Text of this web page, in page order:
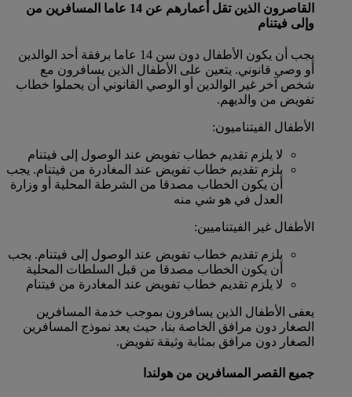
القاصرون الذين تقل أعمارهم عن 14 عاما المسافرين من
وإلى فيتنام
يجب أن يكون الأطفال دون سن 14 عاما برفقة أحد الوالدين
أو وصي قانوني. يتعين على الأطفال الذين يسافرون مع
شخص آخر غير الوالدين أو الوصي القانوني أن يحملوا خطاب
تفويض من والديهم.
الأطفال الفيتناميون:
لا يلزم تقديم خطاب تفويض عند الوصول إلى فيتنام
يلزم تقديم خطاب تفويض عند المغادرة من فيتنام. يجب
أن يكون الخطاب مصدقا من الشرطة المحلية أو وزارة
العدل في هو شي منه
الأطفال غير الفيتناميين:
يلزم تقديم خطاب تفويض عند الوصول إلى فيتنام. يجب
أن يكون الخطاب مصدقا من قبل السلطات المحلية
لا يلزم تقديم خطاب تفويض عند المغادرة من فيتنام
يعفى الأطفال الذين يسافرون بموجب خدمة المسافرين
الصغار دون مرافق الخاصة بنا، حيث يعد نموذج المسافرين
الصغار دون مرافق بمثابة وثيقة تفويض.
جميع القصر المسافرين من هولندا